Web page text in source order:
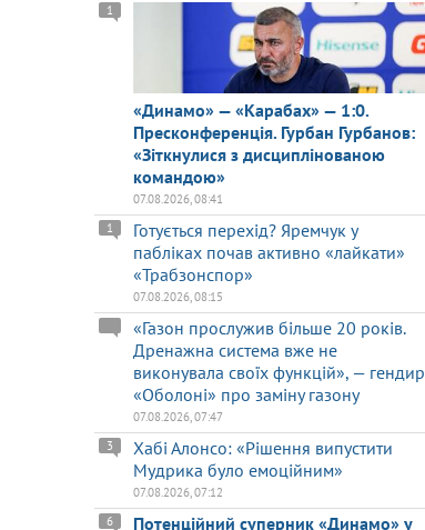
«Динамо» — «Карабах» — 1:0.
Пресконференція. Гурбан Гурбанов:
«Зіткнулися з дисциплінованою
командою»
1
07.08.2026, 08:41
Готується перехід? Яремчук у
пабліках почав активно «лайкати»
«Трабзонспор»
1
07.08.2026, 08:15
«Газон прослужив більше 20 років.
Дренажна система вже не
виконувала своїх функцій», — гендир
«Оболоні» про заміну газону
07.08.2026, 07:47
Хабі Алонсо: «Рішення випустити
Мудрика було емоційним»
3
07.08.2026, 07:12
Потенційний суперник «Динамо» у
6